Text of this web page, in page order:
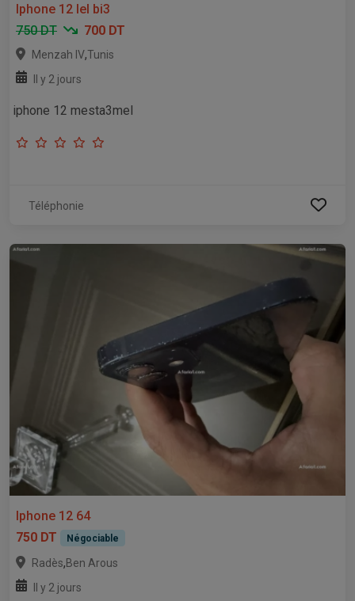
Iphone 12 lel bi3
750 DT
700 DT
Menzah IV,Tunis
Il y 2 jours
iphone 12 mesta3mel
Téléphonie
Iphone 12 64
750 DT
Négociable
Radès,Ben Arous
Il y 2 jours